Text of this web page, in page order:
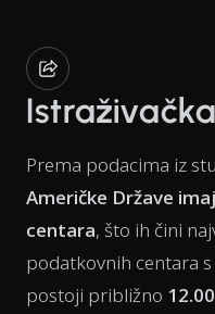
Prema podacima iz
Američke Države
centara, što ih čini
podatkovnih centara
postoji približno